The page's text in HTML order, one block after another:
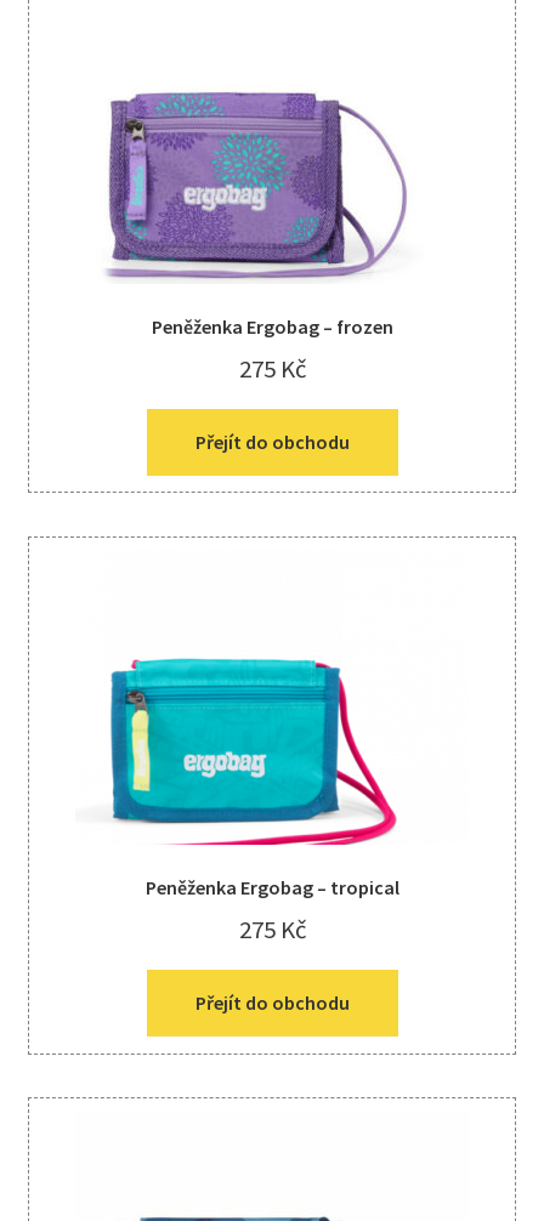
Peněženka Ergobag – frozen
275 Kč
Přejít do obchodu
Peněženka Ergobag – tropical
275 Kč
Přejít do obchodu